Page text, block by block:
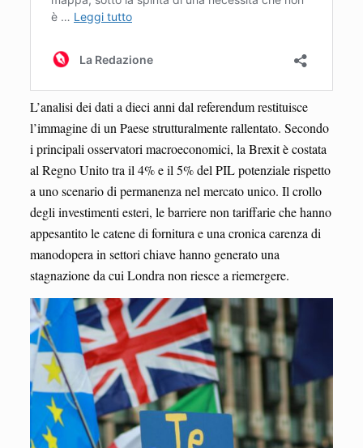
L’analisi dei dati a dieci anni dal referendum restituisce
l’immagine di un Paese strutturalmente rallentato. Secondo
i principali osservatori macroeconomici, la Brexit è costata
al Regno Unito tra il 4% e il 5% del PIL potenziale rispetto
a uno scenario di permanenza nel mercato unico. Il crollo
degli investimenti esteri, le barriere non tariffarie che hanno
appesantito le catene di fornitura e una cronica carenza di
manodopera in settori chiave hanno generato una
stagnazione da cui Londra non riesce a riemergere.